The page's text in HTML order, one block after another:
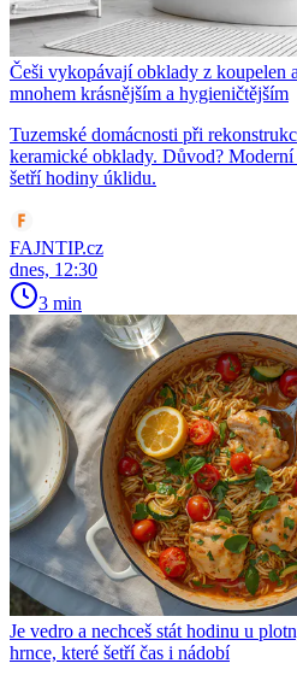
Češi vykopávají obklady z koupelen
mnohem krásnějším a hygieničtějším
Tuzemské domácnosti při
keramické obklady. Důvod?
šetří hodiny úklidu.
FAJNTIP.cz
dnes, 12:30
3 min
Je vedro a nechceš stát hodinu u
hrnce, které šetří čas i nádobí